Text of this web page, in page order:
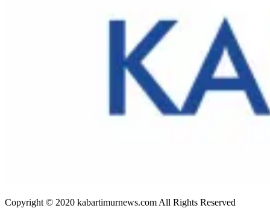
Copyright © 2020 kabartimurnews.com All Rights Reserved